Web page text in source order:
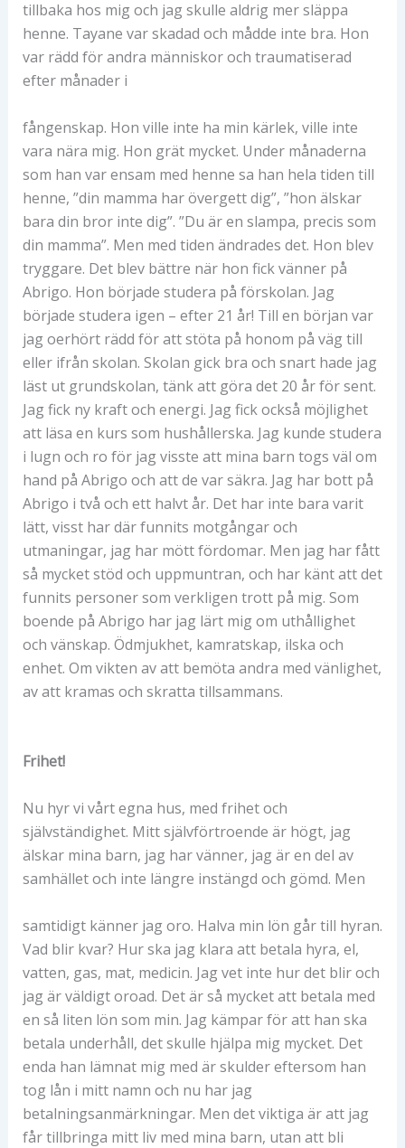
tillbaka hos mig och jag skulle aldrig mer släppa
henne. Tayane var skadad och mådde inte bra. Hon
var rädd för andra människor och traumatiserad
efter månader i
fångenskap. Hon ville inte ha min kärlek, ville inte
vara nära mig. Hon grät mycket. Under månaderna
som han var ensam med henne sa han hela tiden till
henne, ”din mamma har övergett dig”, ”hon älskar
bara din bror inte dig”. ”Du är en slampa, precis som
din mamma”. Men med tiden ändrades det. Hon blev
tryggare. Det blev bättre när hon fick vänner på
Abrigo. Hon började studera på förskolan. Jag
började studera igen – efter 21 år! Till en början var
jag oerhört rädd för att stöta på honom på väg till
eller ifrån skolan. Skolan gick bra och snart hade jag
läst ut grundskolan, tänk att göra det 20 år för sent.
Jag fick ny kraft och energi. Jag fick också möjlighet
att läsa en kurs som hushållerska. Jag kunde studera
i lugn och ro för jag visste att mina barn togs väl om
hand på Abrigo och att de var säkra. Jag har bott på
Abrigo i två och ett halvt år. Det har inte bara varit
lätt, visst har där funnits motgångar och
utmaningar, jag har mött fördomar. Men jag har fått
så mycket stöd och uppmuntran, och har känt att det
funnits personer som verkligen trott på mig. Som
boende på Abrigo har jag lärt mig om uthållighet
och vänskap. Ödmjukhet, kamratskap, ilska och
enhet. Om vikten av att bemöta andra med vänlighet,
av att kramas och skratta tillsammans.
Frihet!
Nu hyr vi vårt egna hus, med frihet och
självständighet. Mitt självförtroende är högt, jag
älskar mina barn, jag har vänner, jag är en del av
samhället och inte längre instängd och gömd. Men
samtidigt känner jag oro. Halva min lön går till hyran.
Vad blir kvar? Hur ska jag klara att betala hyra, el,
vatten, gas, mat, medicin. Jag vet inte hur det blir och
jag är väldigt oroad. Det är så mycket att betala med
en så liten lön som min. Jag kämpar för att han ska
betala underhåll, det skulle hjälpa mig mycket. Det
enda han lämnat mig med är skulder eftersom han
tog lån i mitt namn och nu har jag
betalningsanmärkningar. Men det viktiga är att jag
får tillbringa mitt liv med mina barn, utan att bli